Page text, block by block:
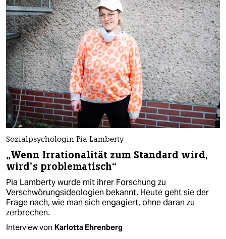
Sozialpsychologin Pia Lamberty
„Wenn Irrationalität zum Standard wird,
wird’s problematisch“
Pia Lamberty wurde mit ihrer Forschung zu
Verschwörungsideologien bekannt. Heute geht sie der
Frage nach, wie man sich engagiert, ohne daran zu
zerbrechen.
Interview von Karlotta Ehrenberg